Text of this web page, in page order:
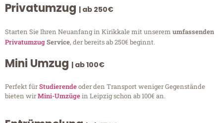
Privatumzug | ab 250€
Starten Sie Ihren Neuanfang in Kirikkale mit unserem umfassenden
PrivatumzugService, der bereits ab 250€ beginnt.
Mini Umzug | ab 100€
Perfekt fürStudierendeoder den Transport weniger Gegenstände
bieten wirMini-Umzügein Leipzig schon ab 100€ an.